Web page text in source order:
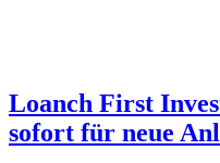
Loanch First
sofort für neue